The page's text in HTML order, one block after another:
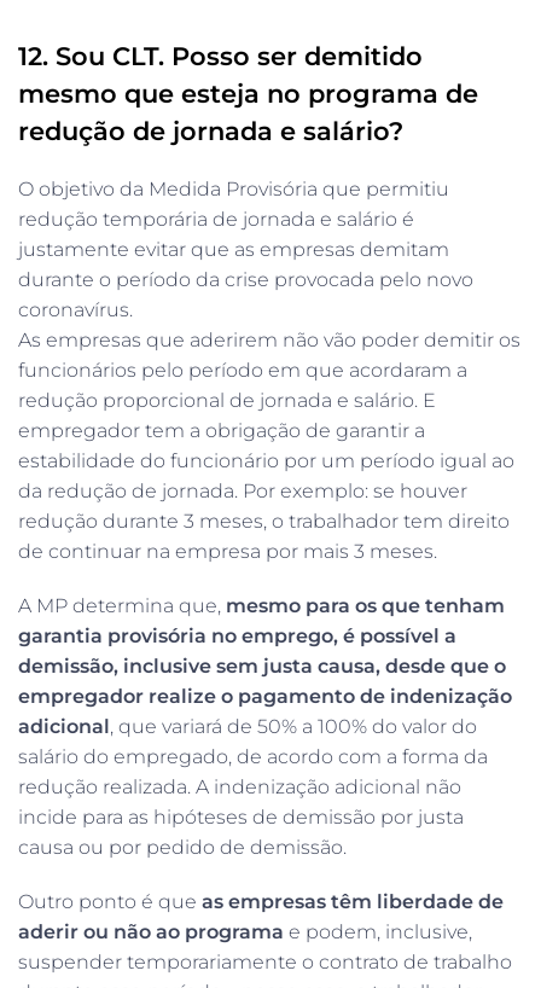
12. Sou CLT. Posso ser demitido
mesmo que esteja no programa de
redução de jornada e salário?
O objetivo da Medida Provisória que permitiu
redução temporária de jornada e salário é
justamente evitar que as empresas demitam
durante o período da crise provocada pelo novo
coronavírus.
As empresas que aderirem não vão poder demitir os
funcionários pelo período em que acordaram a
redução proporcional de jornada e salário. E
empregador tem a obrigação de garantir a
estabilidade do funcionário por um período igual ao
da redução de jornada. Por exemplo: se houver
redução durante 3 meses, o trabalhador tem direito
de continuar na empresa por mais 3 meses.
A MP determina que, mesmo para os que tenham
garantia provisória no emprego, é possível a
demissão, inclusive sem justa causa, desde que o
empregador realize o pagamento de indenização
adicional, que variará de 50% a 100% do valor do
salário do empregado, de acordo com a forma da
redução realizada. A indenização adicional não
incide para as hipóteses de demissão por justa
causa ou por pedido de demissão.
Outro ponto é que as empresas têm liberdade de
aderir ou não ao programa e podem, inclusive,
suspender temporariamente o contrato de trabalho